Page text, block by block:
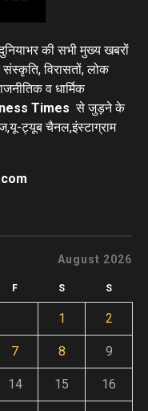
की सभी मुख्य खबरों
विरासतों, लोक
व धार्मिक
Times से जुड़ने के
ट्यूब चैनल,इंस्टाग्राम
August 2026
F S S
1 2
7 8 9
14 15 16